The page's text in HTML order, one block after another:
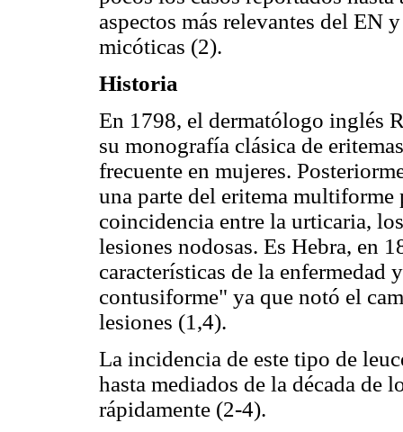
aspectos más relevantes del EN
micóticas (2).
Historia
En 1798, el dermatólogo inglés
su monografía clásica de
frecuente en mujeres.
una parte del eritema
coincidencia entre la urticaria,
lesiones nodosas. Es Hebra, en
características de la
contusiforme" ya que notó el
lesiones (1,4).
La incidencia de este tipo de
hasta mediados de la década de
rápidamente (2-4).